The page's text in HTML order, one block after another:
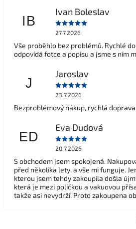
IB
Ivan Boleslav
27.7.2026
Vše proběhlo bez problémů. Rychlé
odpovídá fotce a popisu a jsme s ním
J
Jaroslav
23.7.2026
Bezproblémový nákup, rychlá
ED
Eva Dudová
20.7.2026
S obchodem jsem spokojená.
před několika lety, a vše mi funguje.
kterou jsem tehdy zakoupila došla
která je mezi poličkou a vakuovou
takže asi nevydrží. Proto zakoupena